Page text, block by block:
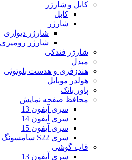
کابل و شارژر
کابل
شارژر
شارژر دیواری
شارژر رومیزی
شارژر فندکی
مبدل
هندزفری و هدست بلوتوثی
هولدر موبایل
پاور بانک
محافظ صفحه نمایش
سری آیفون 13
سری آیفون 14
سری آیفون 15
سری S22 سامسونگ
قاب گوشی
سری آیفون 13